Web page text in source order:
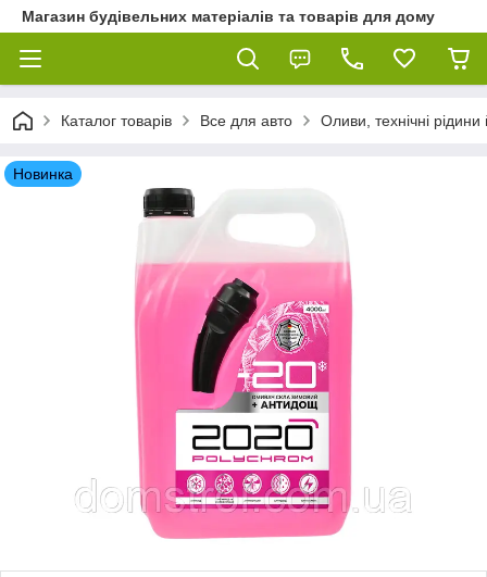
Магазин будівельних матеріалів та товарів для дому
Каталог товарів Все для авто Оливи, технічні рідини
Новинка